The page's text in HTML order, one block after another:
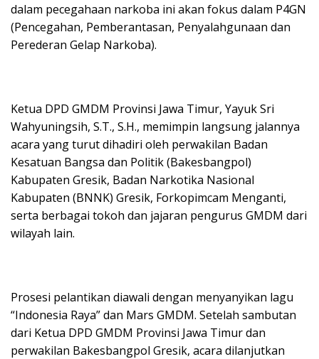
dalam pecegahaan narkoba ini akan fokus dalam P4GN
(Pencegahan, Pemberantasan, Penyalahgunaan dan
Perederan Gelap Narkoba).
Ketua DPD GMDM Provinsi Jawa Timur, Yayuk Sri
Wahyuningsih, S.T., S.H., memimpin langsung jalannya
acara yang turut dihadiri oleh perwakilan Badan
Kesatuan Bangsa dan Politik (Bakesbangpol)
Kabupaten Gresik, Badan Narkotika Nasional
Kabupaten (BNNK) Gresik, Forkopimcam Menganti,
serta berbagai tokoh dan jajaran pengurus GMDM dari
wilayah lain.
Prosesi pelantikan diawali dengan menyanyikan lagu
“Indonesia Raya” dan Mars GMDM. Setelah sambutan
dari Ketua DPD GMDM Provinsi Jawa Timur dan
perwakilan Bakesbangpol Gresik, acara dilanjutkan